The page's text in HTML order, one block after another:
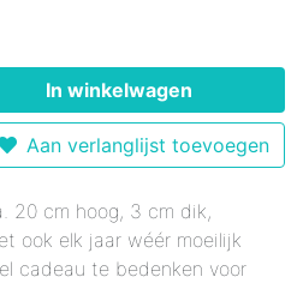
In winkelwagen
Aan verlanglijst toevoegen
20 cm hoog, 3 cm dik,
ook elk jaar wéér moeilijk
cadeau te bedenken voor